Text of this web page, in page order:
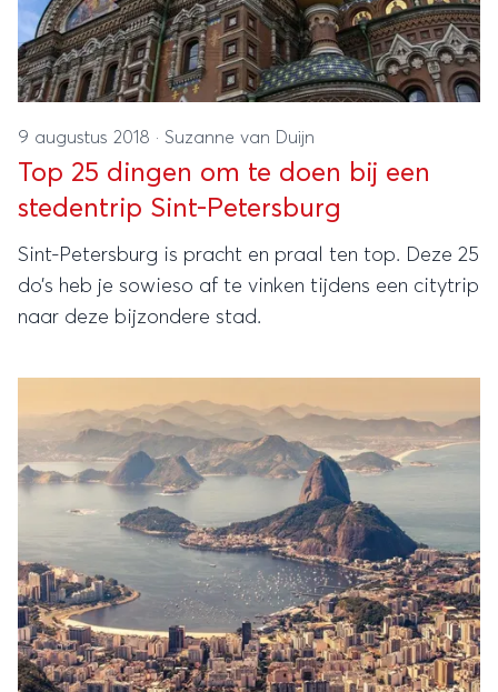
9 augustus 2018 · Suzanne van Duijn
Top 25 dingen om te doen bij een
stedentrip Sint-Petersburg
Sint-Petersburg is pracht en praal ten top. Deze 25
do’s heb je sowieso af te vinken tijdens een citytrip
naar deze bijzondere stad.